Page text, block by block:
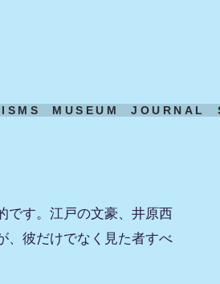
MUSEUM JOURNAL
です。江戸の文豪、井原西
、彼だけでなく見た者すべ